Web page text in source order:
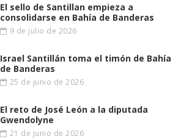
El sello de Santillan empieza a
consolidarse en Bahía de Banderas
9 de julio de 2026
Israel Santillán toma el timón de Bahía
de Banderas
25 de junio de 2026
El reto de José León a la diputada
Gwendolyne
21 de junio de 2026